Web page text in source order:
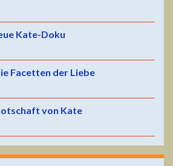
Kate-Doku
Facetten der Liebe
von Kate